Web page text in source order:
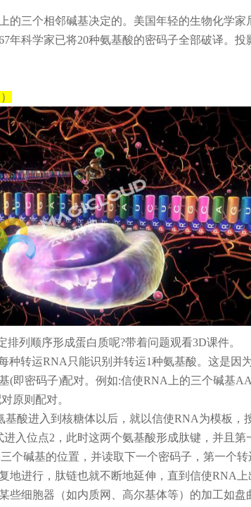
三个相邻碱基决定的。美国年轻的生物化学
科学家已将20种氨基酸的密码子全部破译。投
列顺序形成蛋白质呢?带着问题观看3D课件。
转运RNA只能识别并转运1种氨基酸。这是因
(即密码子)配对。例如:信使RNA上的三个碱基
原则配对。
酸进入到核糖体以后，就以信使RNA为模板，
入位点2，此时这两个氨基酸形成肽键，并且
个碱基的位置，并读取下一个密码子，第一个
进行，肽链也就不断地延伸，直到信使RNA上
细胞器（如内质网、高尔基体等）的加工如盘